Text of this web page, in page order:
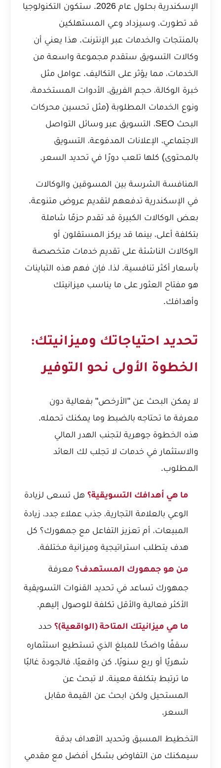
الإسكندرية بحلول عام 2026. ستكون التكنولوجيا
قد تطورت، وسيزداد وعي المستهلكين
بالمنتجات والخدمات عبر الإنترنت. هذا يعني أن
وكالات التسويق ستقدم مجموعة واسعة من
الخدمات، مما يؤثر على التكاليف. عوامل مثل
خبرة الوكالة، حجم الفريق، الأدوات المستخدمة،
ونوع الخدمات المطلوبة (مثل تحسين محركات
البحث SEO، التسويق عبر وسائل التواصل
الاجتماعي، الإعلانات المدفوعة، التسويق
بالمحتوى) كلها تلعب دورًا في تحديد السعر.
المنافسة الشرسة بين المسوقين والوكالات
في الإسكندرية تدفعهم لتقديم عروض متنوعة.
بعض الوكالات الكبيرة قد تقدم حزمًا شاملة
بتكلفة أعلى، بينما قد يركز المستقلون أو
الوكالات الناشئة على تقديم خدمات متخصصة
بأسعار أكثر تنافسية. لذا، فإن فهم هذه التباينات
هو مفتاح العثور على ما يناسب ميزانيتك
وأهدافك.
تحديد احتياجاتك وميزانيتك:
الخطوة الأولى نحو التوفير
لا يمكن البحث عن "الأرخص" بفعالية دون
معرفة ما تحتاجه بالضبط وما يمكنك تحمله.
هذه الخطوة جوهرية لتجنب الهدر المالي
والاستثمار في خدمات لا تجلب لك العائد
المطلوب.
ما هي أهدافك التسويقية؟ هل تسعى لزيادة
الوعي بالعلامة التجارية، جذب عملاء جدد، زيادة
المبيعات، أم تعزيز التفاعل مع جمهورك؟ كل
هدف يتطلب استراتيجية وميزانية مختلفة.
من هو جمهورك المستهدف؟ معرفة
جمهورك تساعد في تحديد القنوات التسويقية
الأكثر فعالية والأقل تكلفة للوصول إليهم.
ما هي ميزانيتك المتاحة (الواقعية)؟ حدد
سقفًا واضحًا للمبلغ الذي تستطيع استثماره
شهريًا أو ربع سنويًا. كن واقعيًا، فالجودة غالبًا
ما ترتبط بتكلفة معينة. لا تبحث عن
المستحيل ولكن ابحث عن القيمة مقابل
السعر.
التخطيط المسبق وتحديد الأهداف بدقة
سيمكنك من التفاوض بشكل أفضل مع مقدمي